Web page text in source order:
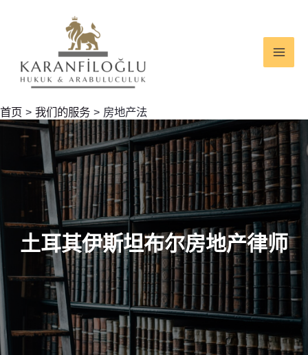
首页 我们的服务 房地产法
土耳其伊斯坦布尔房地产律师